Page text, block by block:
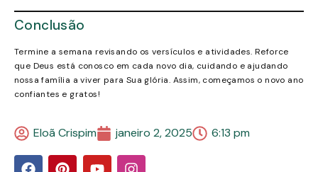
Conclusão
Termine a semana revisando os versículos e atividades. Reforce
que Deus está conosco em cada novo dia, cuidando e ajudando
nossa família a viver para Sua glória. Assim, começamos o novo ano
confiantes e gratos!
Eloã Crispim janeiro 2, 2025 6:13 pm